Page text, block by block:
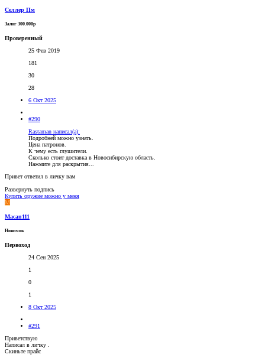
Селлер Пм
Залог 300.000р
Проверенный
25 Фев 2019
181
30
28
6 Окт 2025
#290
Rastaman написал(а):
Подробней можно узнать.
Цена патронов.
К чему есть глушители.
Сколько стоит доставка в Новосибирскую область.
Нажмите для раскрытия...
Привет ответил в личку вам
Развернуть подпись
Купить оружие можно у меня
M
Macan111
Новичок
Первоход
24 Сен 2025
1
0
1
8 Окт 2025
#291
Приветствую
Написал в личку .
Скиньте прайс